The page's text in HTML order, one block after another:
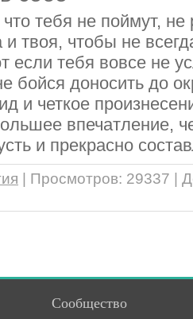
тебя не поймут, не
и твоя, чтобы не
если тебя вовсе не
бойся доносить до
и четкое
впечатление,
и прекрасно
Просмотров: 29337 |
Сообщество